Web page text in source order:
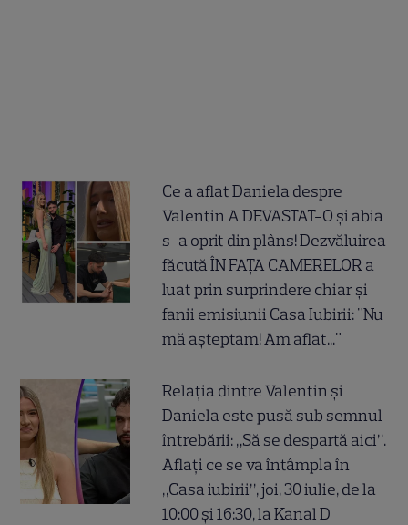
Ce a aflat Daniela despre
Valentin A DEVASTAT-O și abia
s-a oprit din plâns! Dezvăluirea
făcută ÎN FAȚA CAMERELOR a
luat prin surprindere chiar și
fanii emisiunii Casa Iubirii: "Nu
mă așteptam! Am aflat..."
Relația dintre Valentin și
Daniela este pusă sub semnul
întrebării: „Să se despartă aici”.
Aflați ce se va întâmpla în
„Casa iubirii”, joi, 30 iulie, de la
10:00 și 16:30, la Kanal D